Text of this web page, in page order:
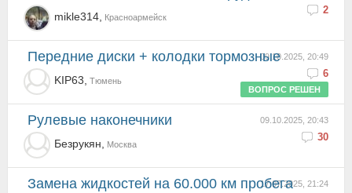
2
mikle314, Красноармейск
09.10.2025, 20:49
6
Передние диски + колодки тормозные
KIP63,
Тюмень
ВОПРОС РЕШЕН
09.10.2025, 20:43
30
Рулевые наконечники
Безрукян, Москва
17.07.2025, 21:24
Замена жидкостей на 60.000 км пробега